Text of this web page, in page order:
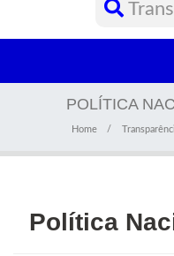
POLÍTICA
Home
Política